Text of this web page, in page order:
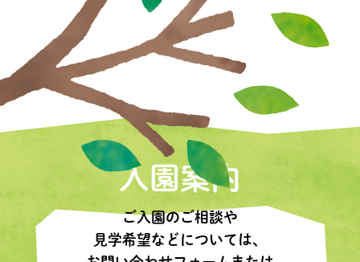
入園案内
ご入園のご相談や
見学希望などについては、